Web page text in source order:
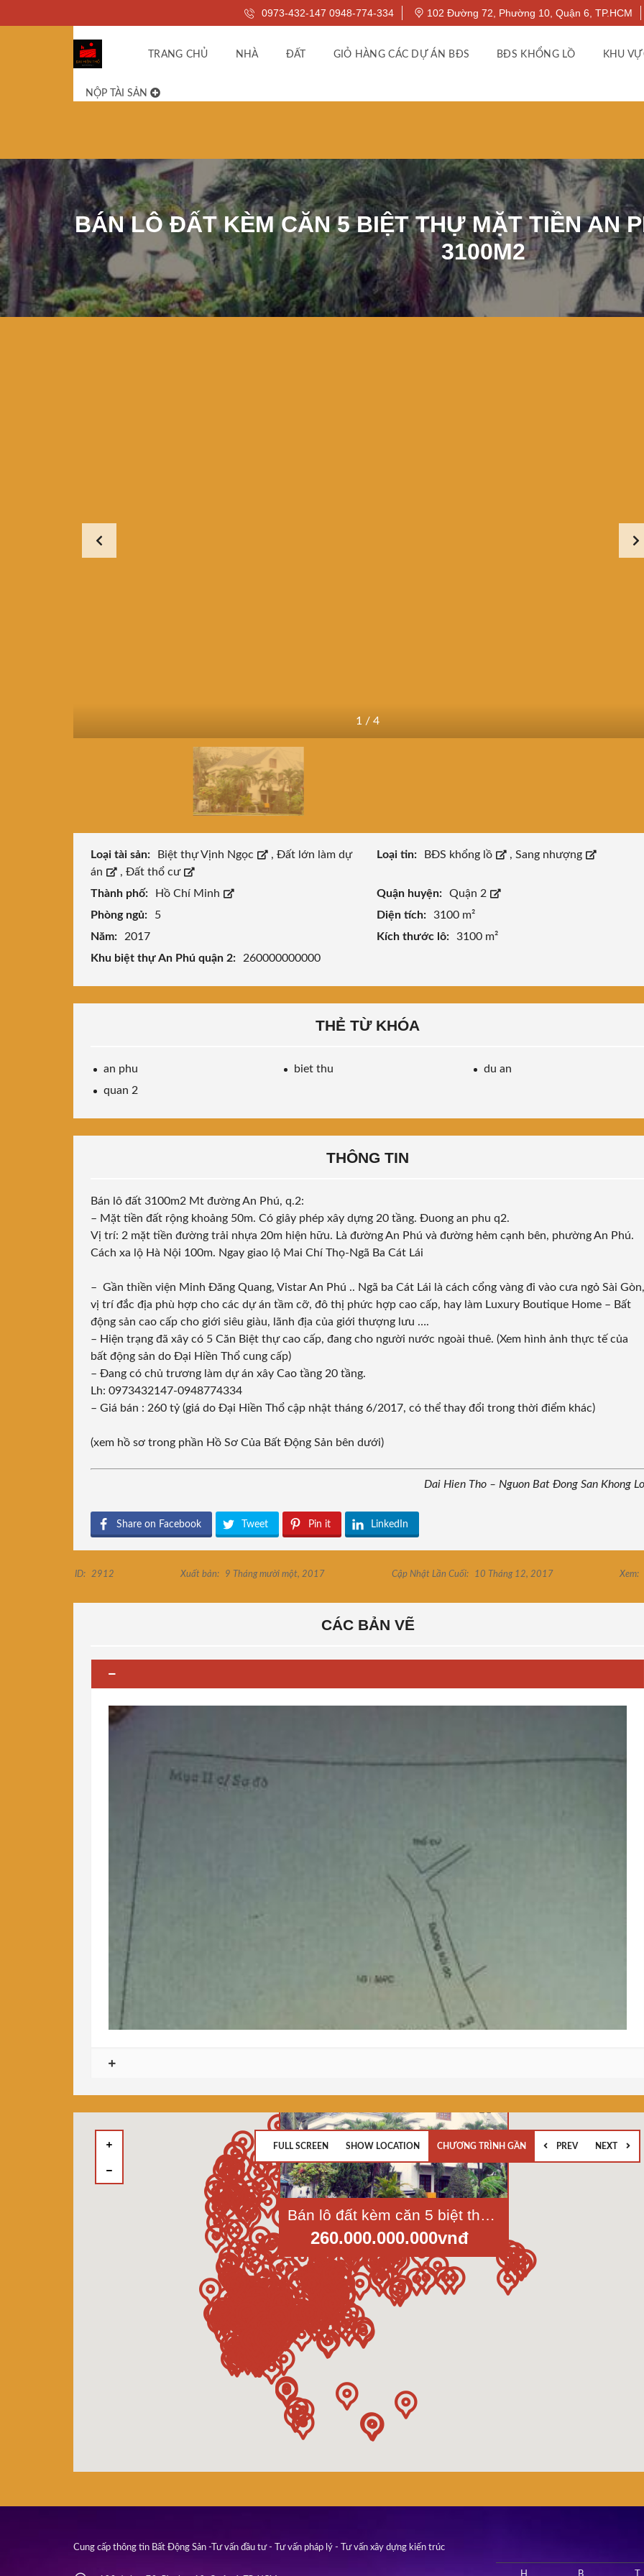
0973-432-147 0948-774-334 102 Đường 72, Phường 10, Quận 6, TP.HCM
TRANG CHỦ NHÀ ĐẤT GIỎ HÀNG CÁC DỰ ÁN BĐS BĐS KHỔNG LỒ KHU
NỘP TÀI SẢN
BÁN LÔ ĐẤT KÈM CĂN 5 BIỆT THỰ MẶT TIỀN AN
3100M2
1 / 4
Loại tài sản: Biệt thự Vịnh Ngọc , Đất lớn làm dự
án
, Đất thổ cư
Loại tin: BĐS khổng lồ , Sang nhượng
Thành phố: Hồ Chí Minh Quận huyện:
Quận 2
Phòng ngủ:
5 Diện tích:
3100 m²
Năm:
2017 Kích thước lô:
3100 m²
Khu biệt thự An Phú quận 2:
260000000000
THẺ TỪ KHÓA
an phu biet thu
du an
quan 2
THÔNG TIN
Bán lô đất 3100m2 Mt đường An Phú, q.2:
– Mặt tiền đất rộng khoảng 50m. Có giây phép xây dựng 20 tầng. Đuong an phu q2.
Vị trí: 2 mặt tiền đường trải nhựa 20m hiện hữu. Là đường An Phú và đường hẻm cạnh bên, phường An Phú.
Cách xa lộ Hà Nội 100m. Ngay giao lộ Mai Chí Thọ-Ngã Ba Cát Lái
– Gần thiền viện Minh Đăng Quang, Vistar An Phú .. Ngã ba Cát Lái là cách cổng vàng đi vào cưa ngỏ Sài Gòn,
vị trí đắc địa phù hợp cho các dự án tầm cỡ, đô thị phức hợp cao cấp, hay làm Luxury Boutique Home – Bất
động sản cao cấp cho giới siêu giàu, lãnh địa của giới thượng lưu ….
– Hiện trạng đã xây có 5 Căn Biệt thự cao cấp, đang cho người nước ngoài thuê. (Xem hình ảnh thực tế của
bất động sản do Đại Hiền Thổ cung cấp)
– Đang có chủ trương làm dự án xây Cao tầng 20 tầng.
Lh: 0973432147-0948774334
– Giá bán : 260 tỷ (giá do Đại Hiền Thổ cập nhật tháng 6/2017, có thể thay đổi trong thời điểm khác)
(xem hồ sơ trong phần Hồ Sơ Của Bất Động Sản bên dưới)
Dai Hien Tho – Nguon Bat Đong San Khong Lo
Share on Facebook Tweet Pin it LinkedIn
ID: 2912 Xuất bản: 9 Tháng mười một, 2017 Cập Nhật Lần Cuối: 10 Tháng 12, 2017 Xem:
CÁC BẢN VẼ
Bán lô đất kèm căn 5 biệt thự mặt tiền An Phú-quận 2 diện tích 3100m2
260.000.000.000vnđ
FULL SCREEN SHOW LOCATION CHƯƠNG TRÌNH GẦN PREV NEXT
Cung cấp thông tin Bất Động Sản -Tư vấn đầu tư - Tư vấn pháp lý - Tư vấn xây dựng kiến trúc